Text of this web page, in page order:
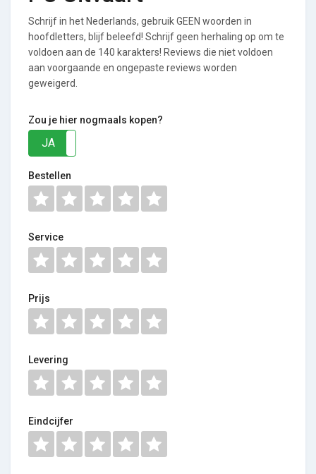
Schrijf in het Nederlands, gebruik GEEN woorden in
hoofdletters, blijf beleefd! Schrijf geen herhaling op om te
voldoen aan de 140 karakters! Reviews die niet voldoen
aan voorgaande en ongepaste reviews worden
geweigerd.
Zou je hier nogmaals kopen?
JA
Bestellen
Service
Prijs
Levering
Eindcijfer